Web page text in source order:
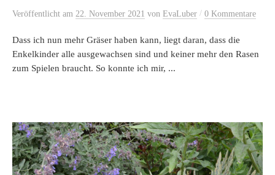
Veröffentlicht am 22. November 2021 von EvaLuber / 0 Kommentare
Dass ich nun mehr Gräser haben kann, liegt daran, dass die
Enkelkinder alle ausgewachsen sind und keiner mehr den Rasen
zum Spielen braucht. So konnte ich mir, ...